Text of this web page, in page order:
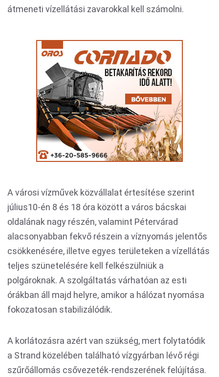
átmeneti vízellátási zavarokkal kell számolni.
A városi vízművek közvállalat értesítése szerint
július10-én 8 és 18 óra között a város bácskai
oldalának nagy részén, valamint Pétervárad
alacsonyabban fekvő részein a víznyomás jelentős
csökkenésére, illetve egyes területeken a vízellátás
teljes szünetelésére kell felkészülniük a
polgároknak. A szolgáltatás várhatóan az esti
órákban áll majd helyre, amikor a hálózat nyomása
fokozatosan stabilizálódik.
A korlátozásra azért van szükség, mert folytatódik
a Strand közelében található vízgyárban lévő régi
szűrőállomás csővezeték-rendszerének felújítása.